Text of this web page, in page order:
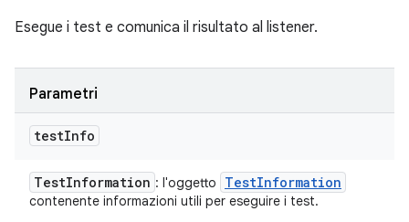
Esegue i test e comunica il risultato al listener.
Parametri
testInfo
TestInformation : l'oggetto TestInformation
contenente informazioni utili per eseguire i test.